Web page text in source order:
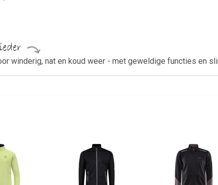
winderig, nat en koud weer - met geweldige functies en